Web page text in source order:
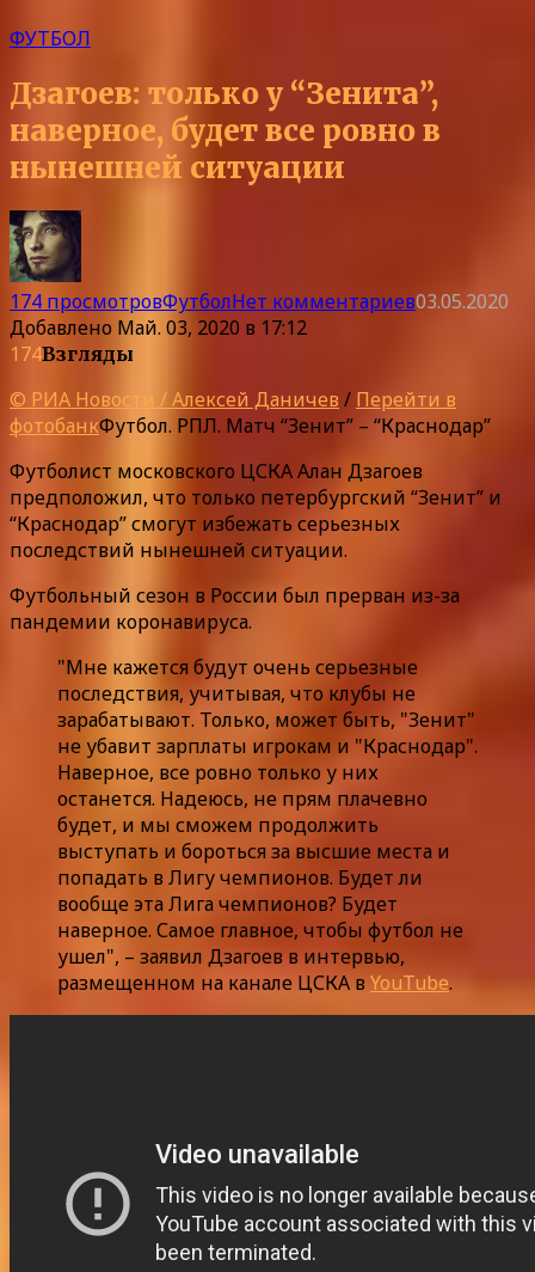
ФУТБОЛ
Дзагоев: только у “Зенита”,
наверное, будет все ровно в
нынешней ситуации
174 просмотровФутболНет комментариев03.05.2020
Добавлено Май. 03, 2020 в 17:12
174Взгляды
© РИА Новости / Алексей Даничев / Перейти в
фотобанкФутбол. РПЛ. Матч “Зенит” – “Краснодар”
Футболист московского ЦСКА Алан Дзагоев
предположил, что только петербургский “Зенит” и
“Краснодар” смогут избежать серьезных
последствий нынешней ситуации.
Футбольный сезон в России был прерван из-за
пандемии коронавируса.
"Мне кажется будут очень серьезные
последствия, учитывая, что клубы не
зарабатывают. Только, может быть, "Зенит"
не убавит зарплаты игрокам и "Краснодар".
Наверное, все ровно только у них
останется. Надеюсь, не прям плачевно
будет, и мы сможем продолжить
выступать и бороться за высшие места и
попадать в Лигу чемпионов. Будет ли
вообще эта Лига чемпионов? Будет
наверное. Самое главное, чтобы футбол не
ушел", – заявил Дзагоев в интервью,
размещенном на канале ЦСКА вYouTube.